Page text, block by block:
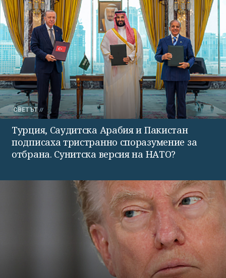
СВЕТЪТ
Турция, Саудитска Арабия и Пакистан
подписаха тристранно споразумение за
отбрана. Сунитска версия на НАТО?